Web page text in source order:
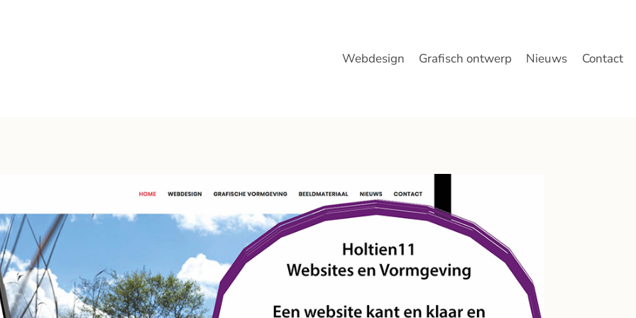
Webdesign Grafisch ontwerp Nieuws Contact